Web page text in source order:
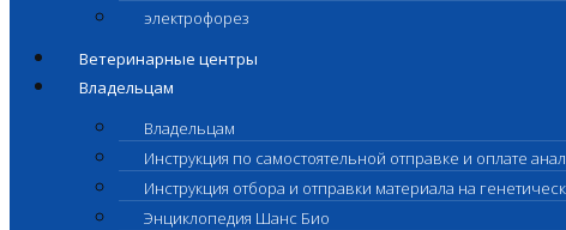
электрофорез
Ветеринарные центры
Владельцам
Владельцам
Инструкция по самостоятельной отправке и оплате
Инструкция отбора и отправки материала на
Энциклопедия Шанс Био